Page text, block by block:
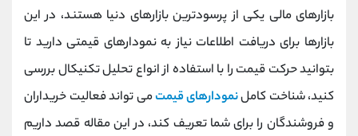
بازارهای مالی یکی از پرسودترین بازارهای دنیا هستند، در این
بازارها برای دریافت اطلاعات نیاز به نمودارهای قیمتی دارید تا
بتوانید حرکت قیمت را با استفاده از انواع تحلیل تکنیکال بررسی
کنید، شناخت کاملنمودارهای قیمتمی تواند فعالیت خریداران
و فروشندگان را برای شما تعریف کند، در این مقاله قصد داریم
تلفن 021-22021030
021-22021040
بدون پیش شماره
اینستاگرام @alireza.mehrabii
کانال تلگرام @alirezamehrabi_com
@alirezamehrabi_official